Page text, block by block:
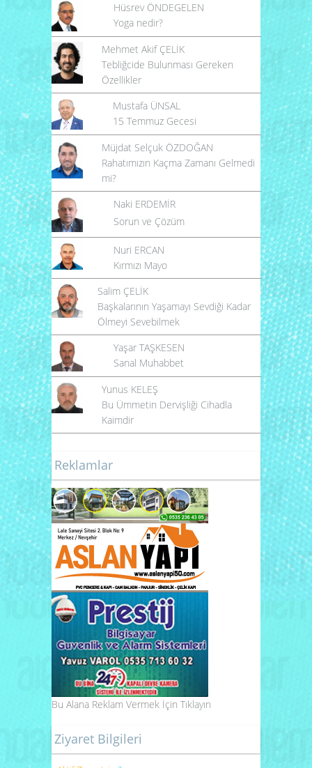
Hüsrev ÖNDEGELEN
Yoga nedir?
Mehmet Akif ÇELİK
Tebliğcide Bulunması Gereken
Özellikler
Mustafa ÜNSAL
15 Temmuz Gecesi
Müjdat Selçuk ÖZDOĞAN
Rahatımızın Kaçma Zamanı Gelmedi
mi?
Naki ERDEMİR
Sorun ve Çözüm
Nuri ERCAN
Kırmızı Mayo
Salim ÇELİK
Başkalarının Yaşamayı Sevdiği Kadar
Ölmeyi Sevebilmek
Yaşar TAŞKESEN
Sanal Muhabbet
Yunus KELEŞ
Bu Ümmetin Dervişliği Cihadla
Kaimdir
Reklamlar
Bu Alana Reklam Vermek İçin Tıklayın
Ziyaret Bilgileri